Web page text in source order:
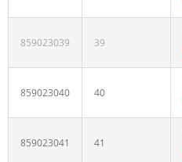
859023039 39
859023040 40
859023041 41